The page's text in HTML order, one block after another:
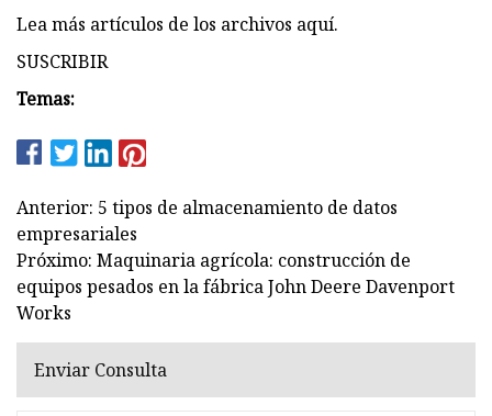
Lea más artículos de los archivos aquí.
SUSCRIBIR
Temas:
Anterior: 5 tipos de almacenamiento de datos
empresariales
Próximo: Maquinaria agrícola: construcción de
equipos pesados ​​en la fábrica John Deere Davenport
Works
Enviar Consulta